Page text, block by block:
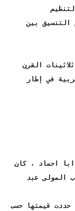
التنسيق بين
القرن
في إطار
احماد ، كان
المولى عبد
حددت قيمتها حسب